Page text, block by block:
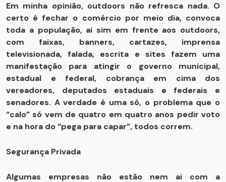
Em minha opinião, outdoors não refresca nada. O
certo é fechar o comércio por meio dia, convoca
toda a população, ai sim em frente aos outdoors,
com faixas, banners, cartazes, imprensa
televisionada, falada, escrita e sites fazem uma
manifestação para atingir o governo municipal,
estadual e federal, cobrança em cima dos
vereadores, deputados estaduais e federais e
senadores. A verdade é uma só, o problema que o
“calo” só vem de quatro em quatro anos pedir voto
e na hora do “pega para capar”, todos correm.
Segurança Privada
Algumas empresas não estão nem ai com a